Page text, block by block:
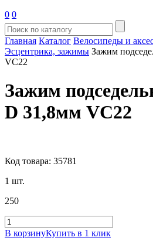
0 0
Главная Каталог Велосипеды и
Эсцентрика, зажимы Зажим
VC22
Зажим
D 31,8мм VC22
Код товара: 35781
1 шт.
250
В корзинуКупить в 1 клик